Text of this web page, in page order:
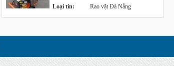
Loại tin:
Rao vặt Đà Nẵng